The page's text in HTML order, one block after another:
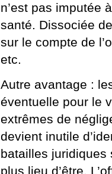
n’est pas imputée
santé. Dissociée
sur le compte de
etc.
Autre avantage :
éventuelle pour le
extrêmes de
devient inutile
batailles juridiques
plus lieu d’être.